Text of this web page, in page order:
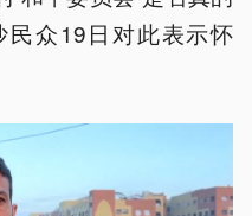
众19日对此表示怀